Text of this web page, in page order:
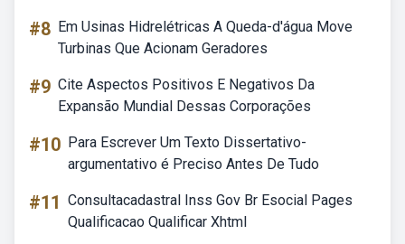
#8 Em Usinas Hidrelétricas A Queda-d'água Move
Turbinas Que Acionam Geradores
#9 Cite Aspectos Positivos E Negativos Da
Expansão Mundial Dessas Corporações
#10 Para Escrever Um Texto Dissertativo-
argumentativo é Preciso Antes De Tudo
#11 Consultacadastral Inss Gov Br Esocial Pages
Qualificacao Qualificar Xhtml